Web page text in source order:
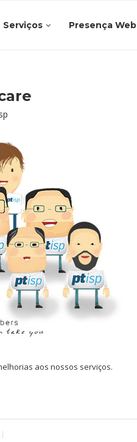
Serviços Presença Web
aos nossos serviços.